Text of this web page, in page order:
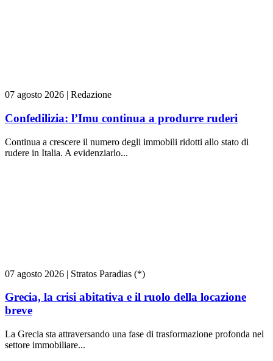
07 agosto 2026 | Redazione
Confedilizia: l’Imu continua a produrre ruderi
Continua a crescere il numero degli immobili ridotti allo stato di
rudere in Italia. A evidenziarlo...
07 agosto 2026 | Stratos Paradias (*)
Grecia, la crisi abitativa e il ruolo della locazione
breve
La Grecia sta attraversando una fase di trasformazione profonda nel
settore immobiliare...